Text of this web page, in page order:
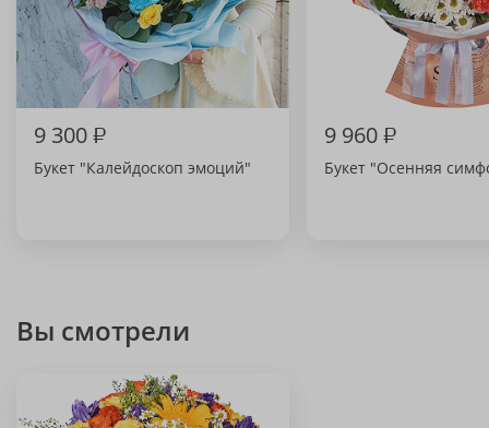
9 300₽
Букет "Калейдоскоп эмоций"
9 960₽
Букет "Осенняя
Вы смотрели